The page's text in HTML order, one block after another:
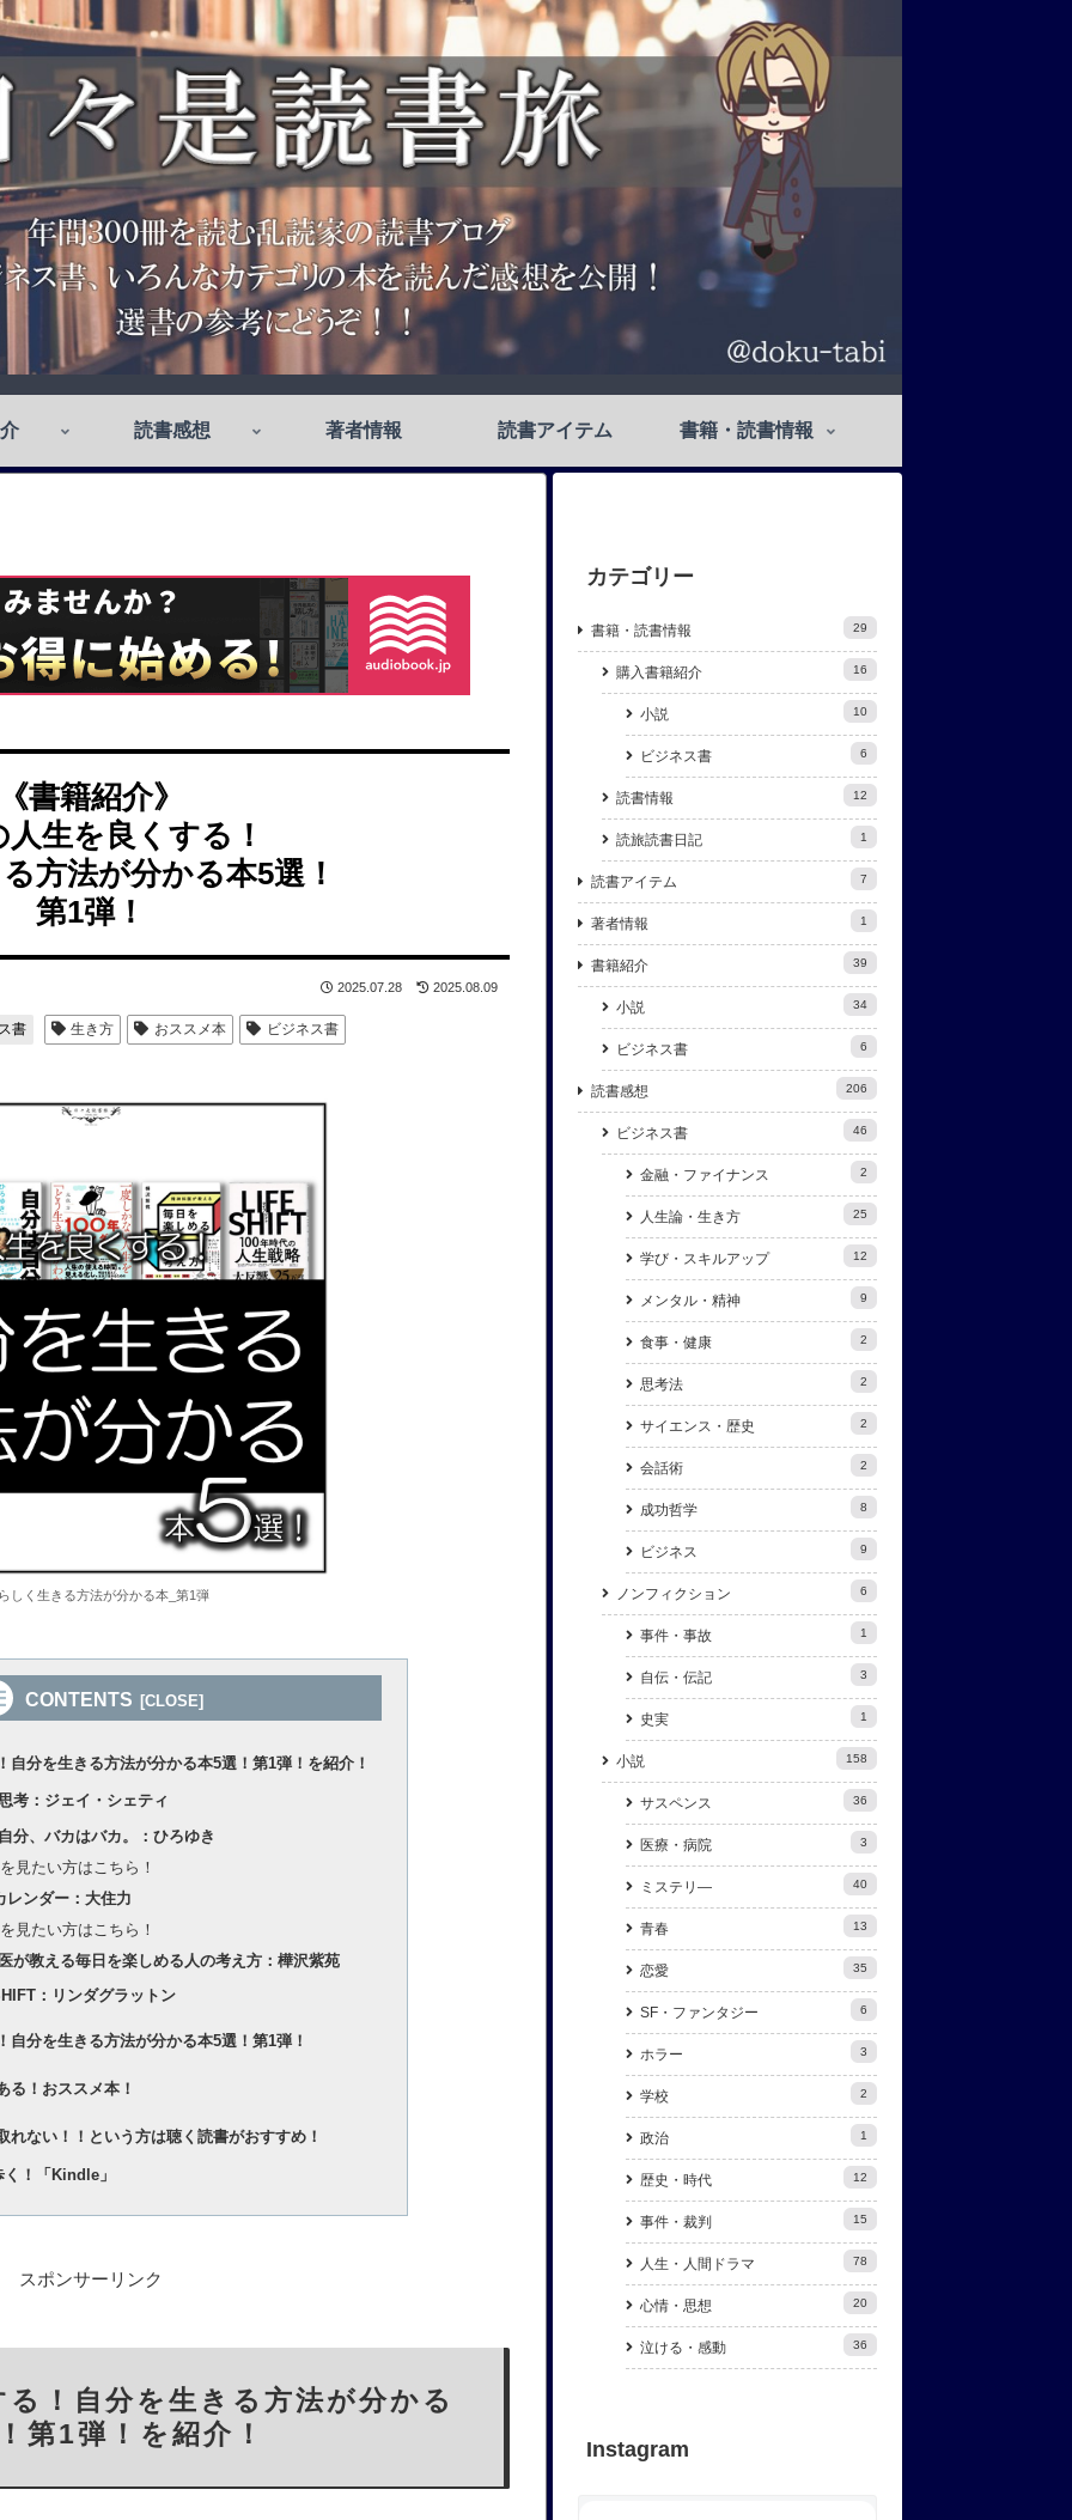
読書感想 著者情報 読書アイテム 書籍・読書情報
書籍紹介》
生を良くする！
方法が分かる本5選！
第1弾！
2025.07.28 2025.08.09
書 生き方 おススメ本 ビジネス書
しく生きる方法が分かる本_第1弾
CONTENTS
自分を生きる方法が分かる本5選！第1弾！を紹介！
考：ジェイ・シェティ
分、バカはバカ。：ひろゆき
見たい方はこちら！
レンダー：大住力
見たい方はこちら！
が教える毎日を楽しめる人の考え方：樺沢紫苑
：リンダグラットン
自分を生きる方法が分かる本5選！第1弾！
る！おススメ本！
れない！！という方は聴く読書がおすすめ！
！「Kindle」
スポンサーリンク
！自分を生きる方法が分かる
第1弾！を紹介！
カテゴリー
書籍・読書情報 29
購入書籍紹介 16
小説 10
ビジネス書 6
読書情報 12
読旅読書日記 1
読書アイテム 7
著者情報 1
書籍紹介 39
小説 34
ビジネス書 6
読書感想 206
ビジネス書 46
金融・ファイナンス 2
人生論・生き方 25
学び・スキルアップ 12
メンタル・精神 9
食事・健康 2
思考法 2
サイエンス・歴史 2
会話術 2
成功哲学 8
ビジネス 9
ノンフィクション 6
事件・事故 1
自伝・伝記 3
史実 1
小説 158
サスペンス 36
医療・病院 3
ミステリ― 40
青春 13
恋愛 35
SF・ファンタジー 6
ホラー 3
学校 2
政治 1
歴史・時代 12
事件・裁判 15
人生・人間ドラマ 78
心情・思想 20
泣ける・感動 36
Instagram